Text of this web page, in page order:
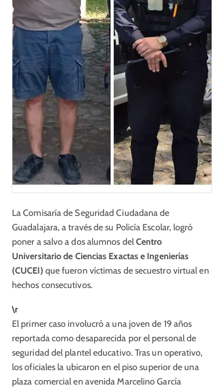
La Comisaría de Seguridad Ciudadana de
Guadalajara, a través de su Policía Escolar, logró
poner a salvo a dos alumnos delCentro
Universitario de Ciencias Exactas e Ingenierías
(CUCEI) que fueron víctimas de secuestro virtual en
hechos consecutivos.
\r
El primer caso involucró a una joven de 19 años
reportada como desaparecida por el personal de
seguridad del plantel educativo. Tras un operativo,
los oficiales la ubicaron en el piso superior de una
plaza comercial en avenida Marcelino García